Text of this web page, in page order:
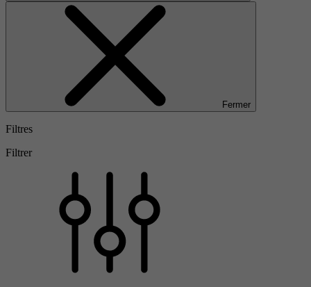
Fermer
Filtres
Filtrer